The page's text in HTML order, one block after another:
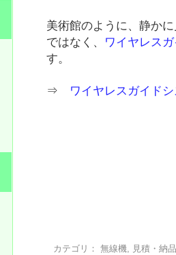
美術館のように、静か
ではなく、 ワイヤレス
す。
⇒ ワイヤレスガイド
カテゴリ： 無線機
見積・納